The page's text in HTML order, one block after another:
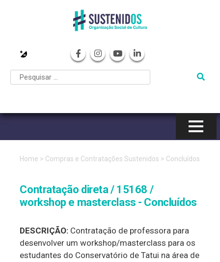
Pular
o
Home > Compras e Contratações Sustenidos > Concluídos
Contratação direta / 15168 /
workshop e masterclass - Concluídos
DESCRIÇÃO: Contratação de professora para
desenvolver um workshop/masterclass para os
estudantes do Conservatório de Tatui na área de